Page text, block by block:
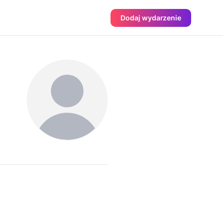
Dodaj wydarzenie